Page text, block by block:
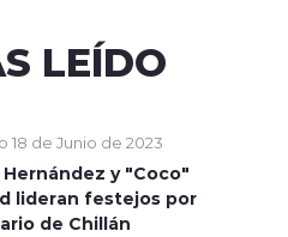
LEÍDO
18 de Junio de 2023
Hernández y "Coco"
lideran festejos por
de Chillán